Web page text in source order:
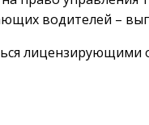
водителей –